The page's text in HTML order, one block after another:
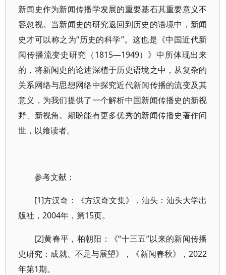
新闻史作为新闻传播学发展的重要基石其重要意义不
容忽视。当新闻史的研究返回到历史的语境中，新闻
史才可以称之为“历史的科学”。这也是《中国近代新
闻传播流变史研究（1815—1949）》中所体现出来
的，将新闻史的论述深植于历史语境之中，从复杂的
关系网络与思想网络中探究近代新闻传播的流变及其
意义，为我们提供了一个解析中国新闻传播史的新视
野、新视角。期盼能有更多优秀的新闻传播史著作问
世，以飨读者。
参考文献：
[1]方汉奇：《方汉奇文集》，汕头：汕头大学出
版社，2004年，第15页。
[2]黄春平，柏朝阳：《“十三五”以来的新闻传播
史研究：成就、不足与展望》，《新闻春秋》，2022
年第1期。